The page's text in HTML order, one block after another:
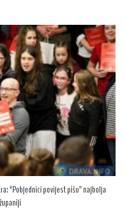
“Pobjednici povijest pišu” najbolja